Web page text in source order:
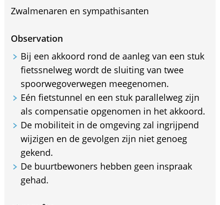
Zwalmenaren en sympathisanten
Observation
Bij een akkoord rond de aanleg van een stuk
fietssnelweg wordt de sluiting van twee
spoorwegoverwegen meegenomen.
Eén fietstunnel en een stuk parallelweg zijn
als compensatie opgenomen in het akkoord.
De mobiliteit in de omgeving zal ingrijpend
wijzigen en de gevolgen zijn niet genoeg
gekend.
De buurtbewoners hebben geen inspraak
gehad.